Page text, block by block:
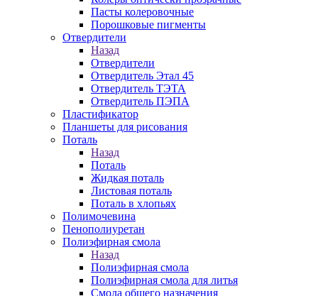
Пасты колеровочные
Порошковые пигменты
Отвердители
Назад
Отвердители
Отвердитель Этал 45
Отвердитель ТЭТА
Отвердитель ПЭПА
Пластификатор
Планшеты для рисования
Поталь
Назад
Поталь
Жидкая поталь
Листовая поталь
Поталь в хлопьях
Полимочевина
Пенополиуретан
Полиэфирная смола
Назад
Полиэфирная смола
Полиэфирная смола для литья
Смола общего назначения